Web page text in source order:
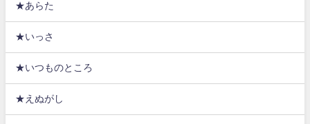
★あらた
★いっさ
★いつものところ
★えぬがし